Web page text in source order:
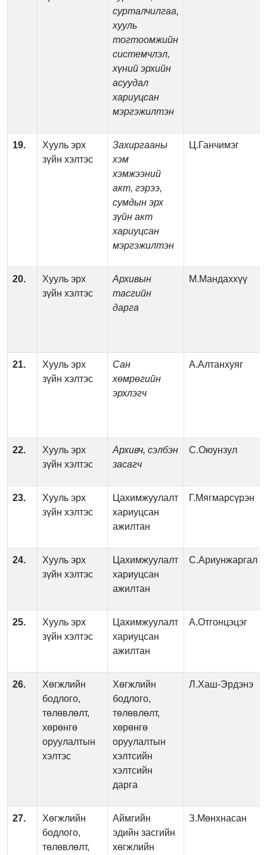
сурталчилгаа,
хууль
тогтоомжийн
системчлэл,
хүний эрхийн
асуудал
хариуцсан
мэргэжилтэн
19.
Хууль эрх
зүйн хэлтэс
Захиргааны
хэм
хэмжээний
акт, гэрээ,
сумдын эрх
зүйн акт
хариуцсан
мэргэжилтэн
Ц.Ганчимэг
20.
Хууль эрх
зүйн хэлтэс
Архивын
тасгийн
дарга
М.Мандаххүү
21.
Хууль эрх
зүйн хэлтэс
Сан
хөмрөгийн
эрхлэгч
А.Алтанхуяг
22.
Хууль эрх
зүйн хэлтэс
Архивч, сэлбэн
засагч
С.Оюунзул
23.
Хууль эрх
зүйн хэлтэс
Цахимжуулалт
хариуцсан
ажилтан
Г.Мягмарсүрэн
24.
Хууль эрх
зүйн хэлтэс
Цахимжуулалт
хариуцсан
ажилтан
С.Ариунжаргал
25.
Хууль эрх
зүйн хэлтэс
Цахимжуулалт
хариуцсан
ажилтан
А.Отгонцэцэг
26.
Хөгжлийн
бодлого,
төлөвлөлт,
хөрөнгө
оруулалтын
хэлтэс
Хөгжлийн
бодлого,
төлөвлөлт,
хөрөнгө
оруулалтын
хэлтсийн
хэлтсийн
дарга
Л.Хаш-Эрдэнэ
27.
Хөгжлийн
бодлого,
төлөвлөлт,
Аймгийн
эдийн засгийн
хөгжлийн
З.Мөнхнасан